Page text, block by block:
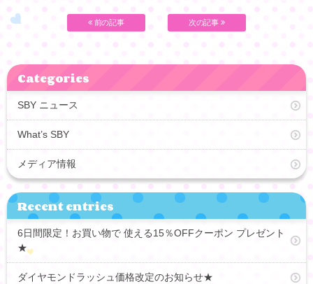
前の記事 次の記事
Categories
SBY ニュース
What’s SBY
メディア情報
Recent entries
6日間限定！お買い物で 使える15％OFFクーポン プレゼント
★
ダイヤモンドラッシュ価格改定のお知らせ★